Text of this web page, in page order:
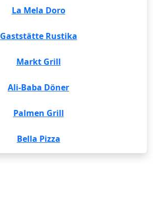
La Mela Doro
Gaststätte Rustika
Markt Grill
Ali-Baba Döner
Palmen Grill
Bella Pizza